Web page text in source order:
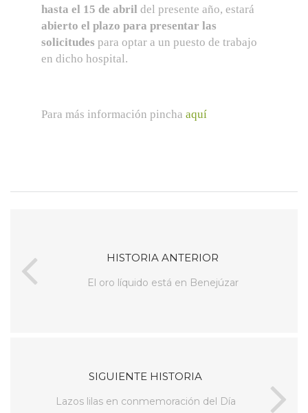
hasta el 15 de abril del presente año, estará
abierto el plazo para presentar las
solicitudes para optar a un puesto de trabajo
en dicho hospital.
Para más información pincha aquí
HISTORIA ANTERIOR
El oro líquido está en Benejúzar
SIGUIENTE HISTORIA
Lazos lilas en conmemoración del Día